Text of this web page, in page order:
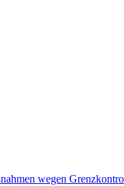
wegen